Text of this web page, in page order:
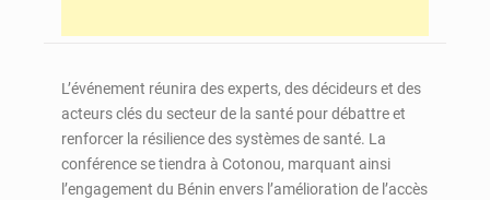
L’événement réunira des experts, des décideurs et des
acteurs clés du secteur de la santé pour débattre et
renforcer la résilience des systèmes de santé. La
conférence se tiendra à Cotonou, marquant ainsi
l’engagement du Bénin envers l’amélioration de l’accès